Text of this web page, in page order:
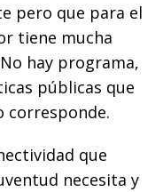
pero que para el
tiene mucha
hay programa,
públicas que
corresponde.
que
necesita y